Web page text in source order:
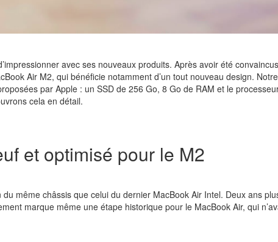
avec ses nouveaux produits. Après avoir été
Air M2, qui bénéficie notamment d’un tout nouveau design.
par Apple : un SSD de 256 Go, 8 Go de RAM et le
cela en détail.
et optimisé pour le M2
même châssis que celui du dernier MacBook Air Intel. Deux ans
marque même une étape historique pour le MacBook Air, qui